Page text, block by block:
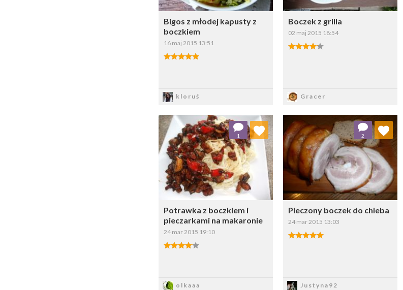
Bigos z młodej kapusty z
boczkiem
16 maj 2015 13:51
kloruś
Boczek z grilla
02 maj 2015 18:54
Gracer
Potrawka z boczkiem i
pieczarkami na makaronie
24 mar 2015 19:10
olkaaa
1
Dodaj do ulubionych
Wybierz listę:
Pieczony boczek do chleba
24 mar 2015 13:03
Justyna92
2
Dodaj do ulubionych
Wybierz listę: